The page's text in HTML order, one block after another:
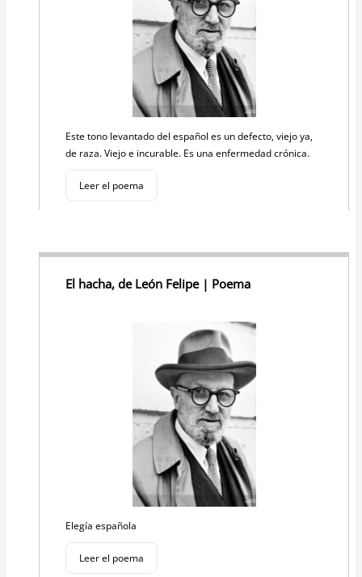
Este tono levantado del español es un defecto, viejo ya,
de raza. Viejo e incurable. Es una enfermedad crónica.
Leer el poema
El hacha, de León Felipe | Poema
Elegía española
Leer el poema